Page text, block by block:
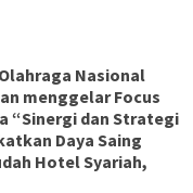
Nasional
menggelar Focus
“Sinergi dan Strategi
Daya Saing
Hotel Syariah,